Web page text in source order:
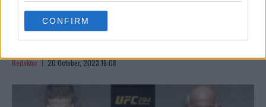
use your data for below specified purposes in below Google
consent section.
CONFIRM
VIDEO – EPISK KONFRONTASJON: KAMARU USMAN VS.
KHAMZAT CHIMAEV SISTE MØTE FØR TITTELKAMPEN I UFC
Redaktor 20 October, 2023 16:08